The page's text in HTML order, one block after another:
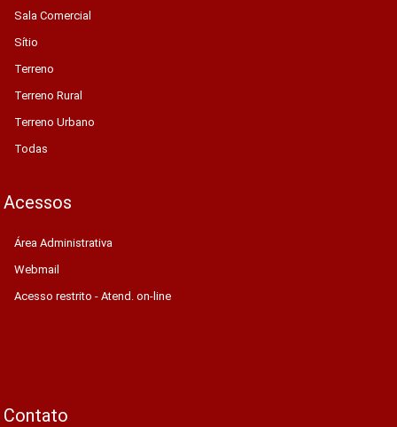
Sala Comercial
Sítio
Terreno
Terreno Rural
Terreno Urbano
Todas
Acessos
Área Administrativa
Webmail
Acesso restrito - Atend. on-line
Contato